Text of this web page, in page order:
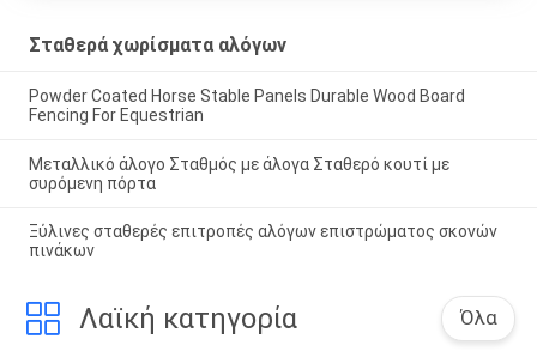
Σταθερά χωρίσματα αλόγων
Powder Coated Horse Stable Panels Durable Wood Board
Fencing For Equestrian
Μεταλλικό άλογο Σταθμός με άλογα Σταθερό κουτί με
συρόμενη πόρτα
Ξύλινες σταθερές επιτροπές αλόγων επιστρώματος σκονών
πινάκων
Λαϊκή κατηγορία Όλα